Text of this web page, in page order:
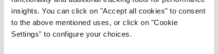
insights. You can click on "Accept all cookies" to consent
to the above mentioned uses, or click on "Cookie
Settings" to configure your choices.
Ninja Luxe™ Café Premier
Cafetera de Espresso
Licuadora Ninja® Professional
Plus™ con Auto-iQ®, Vaso de 2.1
L, 1400 W